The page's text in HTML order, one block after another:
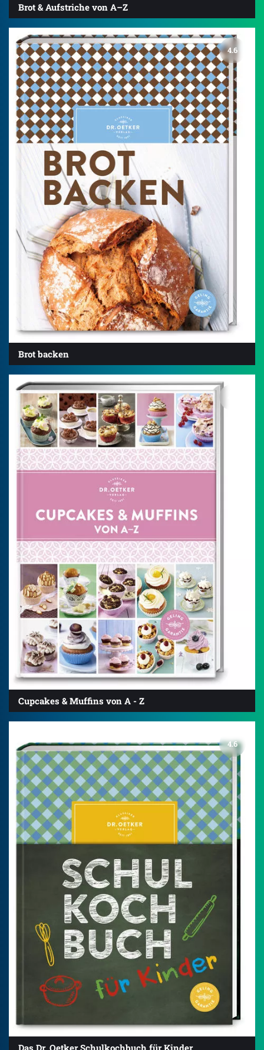
Brot & Aufstriche von A–Z
4.6
Brot backen
Cupcakes & Muffins von A - Z
4.6
Das Dr. Oetker Schulkochbuch für Kinder